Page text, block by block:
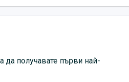
да получавате първи най-